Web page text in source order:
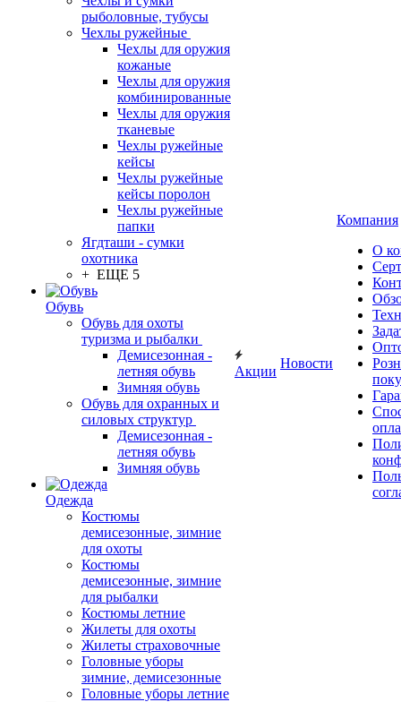
рыболовные, тубусы
Чехлы ружейные
Чехлы для оружия
кожаные
Чехлы для оружия
комбинированные
Чехлы для оружия
тканевые
Чехлы ружейные
кейсы
Чехлы ружейные
кейсы поролон
Чехлы ружейные
папки
Ягдташи - сумки
охотника
+ ЕЩЕ 5
Обувь
Обувь для охоты
туризма и рыбалки
Демисезонная -
летняя обувь
Зимняя обувь
Обувь для охранных и
силовых структур
Демисезонная -
летняя обувь
Зимняя обувь
Одежда
Костюмы
демисезонные, зимние
для охоты
Костюмы
демисезонные, зимние
для рыбалки
Костюмы летние
Жилеты для охоты
Жилеты страховочные
Головные уборы
зимние, демисезонные
Головные уборы летние
Акции
Новости
Компания
О